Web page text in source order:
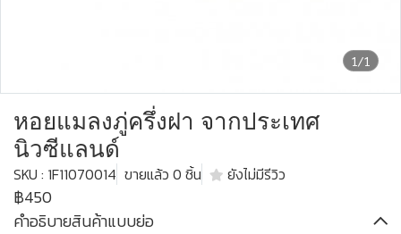
1/1
หอยแมลงภู่ครึ่งฝา จากประเทศ
นิวซีแลนด์
SKU : 1F11070014 ขายแล้ว 0 ชิ้น ยังไม่มีรีวิว
฿450
คำอธิบายสินค้าแบบย่อ